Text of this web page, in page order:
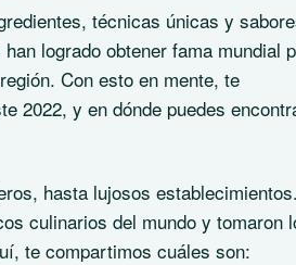
técnicas únicas y
logrado obtener fama mundial
Con esto en mente, te
2022, y en dónde puedes
hasta lujosos
culinarios del mundo y tomaron
te compartimos cuáles son: